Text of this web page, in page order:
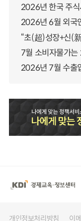
2026년 한국 주
2026년 6월 외국
“초(超)성장+신(
7월 소비자물가
2026년 7월 수출
개인정보처리방침 이